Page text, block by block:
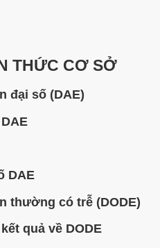
THỨC CƠ SỞ
đại số (DAE)
DAE
thường có trễ (DODE)
quả về DODE